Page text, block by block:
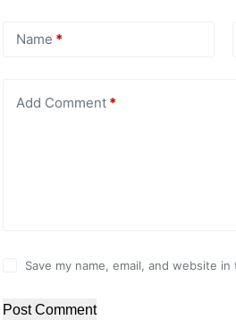
Name *
Add Comment *
Save my name, email, and website
Post Comment